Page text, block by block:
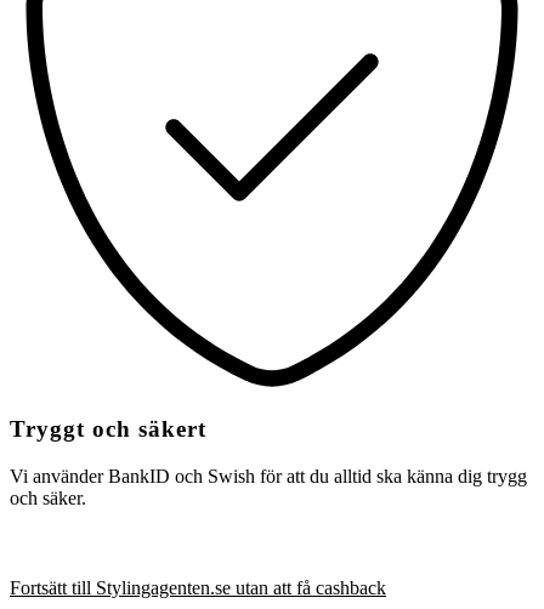
Tryggt och säkert
Vi använder BankID och Swish för att du alltid ska känna dig trygg
och säker.
Fortsätt till Stylingagenten.se utan att få cashback